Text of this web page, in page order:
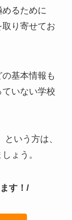
るために
り寄せてお
基本情報も
いない学校
という方は、
ょう。
す！/